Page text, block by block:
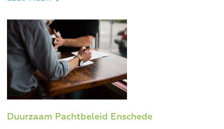
Duurzaam Pachtbeleid Enschede